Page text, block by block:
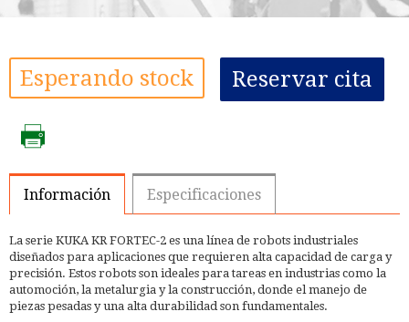
Esperando stock Reservar cita
Información Especificaciones
La serie KUKA KR FORTEC-2 es una línea de robots industriales
diseñados para aplicaciones que requieren alta capacidad de carga y
precisión. Estos robots son ideales para tareas en industrias como la
automoción, la metalurgia y la construcción, donde el manejo de
piezas pesadas y una alta durabilidad son fundamentales.